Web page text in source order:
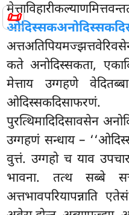
📜
कते अनोदिस्सकता,
मेत्ताय उग्गहणे
ओदिस्सकदिसाफरणं.
पुरत्थिमादिदिसावसेन
उग्गहणं सन्धाय –
वुत्तं. उग्गहो च याव
भावना. तत्थ सब्बे
अत्तभावपरियापन्नाति